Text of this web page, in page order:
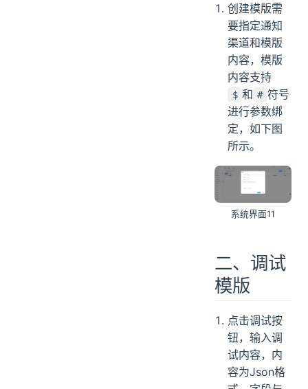
创建模版需
要指定通知
渠道和模版
内容，模版
内容支持
$ 和 # 符号
进行参数绑
定，如下图
所示。
系统界面11
二、调试
模版
点击调试按
钮，输入调
试内容，内
容为Json格